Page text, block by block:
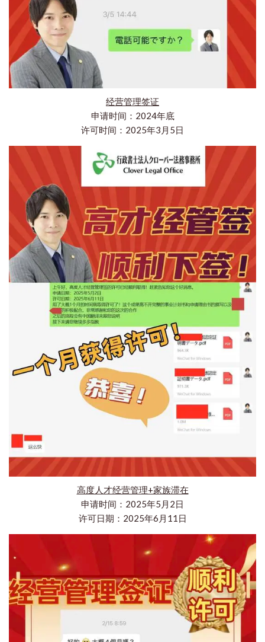
经营管理签证
申请时间：2024年底
许可时间：2025年3月5日
高度人才经营管理+家族滞在
申请时间：2025年5月2日
许可日期：2025年6月11日